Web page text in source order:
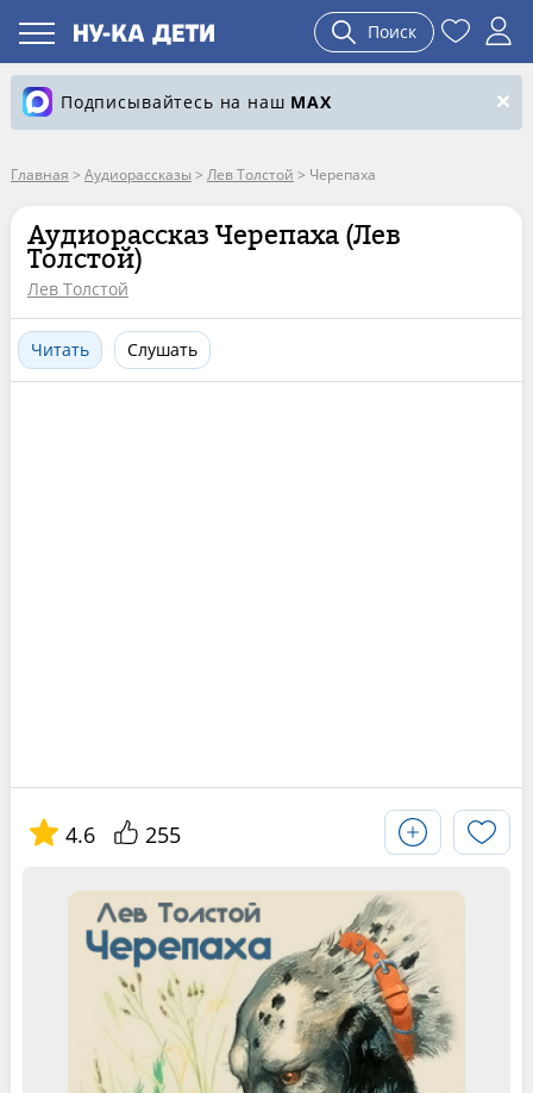
Поиск
Подписывайтесь на наш MAX
Главная > Аудиорассказы > Лев Толстой > Черепаха
Аудиорассказ Черепаха (Лев
Толстой)
Лев Толстой
Читать Слушать
4.6 255